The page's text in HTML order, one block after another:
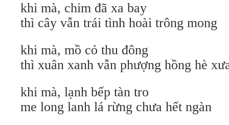
khi mà, chim đã xa bay
thì cây vẫn trái tình hoài trông mong
khi mà, mồ cỏ thu đông
thì xuân xanh vẫn phượng hồng hè
khi mà, lạnh bếp tàn tro
me long lanh lá rừng chưa hết ngàn